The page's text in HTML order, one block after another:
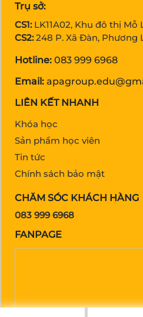
Trụ sở:
CS1: LK11A02, Khu đô thị Mỗ
CS2: 248 P. Xã Đàn, Phương
Hotline: 083 999 6968
Email:
LIÊN KẾT NHANH
Khóa học
Sản phẩm học viên
Tin tức
Chính sách bảo mật
CHĂM SÓC KHÁCH HÀNG
083 999 6968
FANPAGE